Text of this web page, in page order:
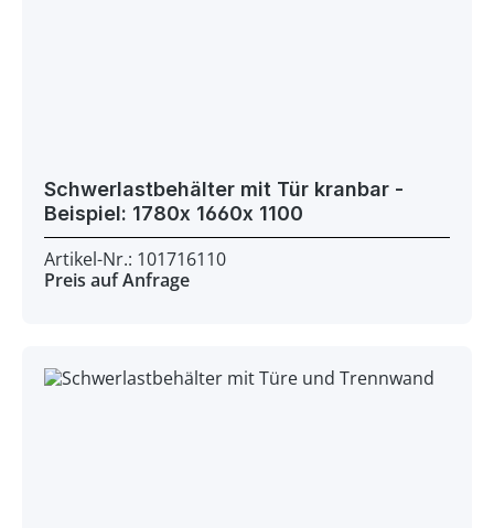
Schwerlastbehälter mit Tür kranbar -
Beispiel: 1780x 1660x 1100
Artikel-Nr.: 101716110
Preis auf Anfrage